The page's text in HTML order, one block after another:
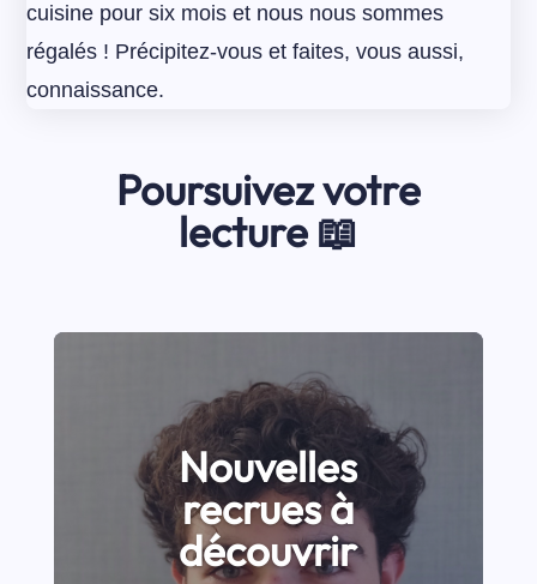
cuisine pour six mois et nous nous sommes
régalés ! Précipitez-vous et faites, vous aussi,
connaissance.
Poursuivez votre
lecture 📖
Nouvelles
recrues à
découvrir